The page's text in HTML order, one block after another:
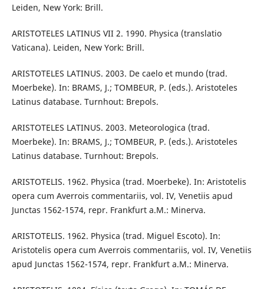
Leiden, New York: Brill.
ARISTOTELES LATINUS VII 2. 1990. Physica (translatio
Vaticana). Leiden, New York: Brill.
ARISTOTELES LATINUS. 2003. De caelo et mundo (trad.
Moerbeke). In: BRAMS, J.; TOMBEUR, P. (eds.). Aristoteles
Latinus database. Turnhout: Brepols.
ARISTOTELES LATINUS. 2003. Meteorologica (trad.
Moerbeke). In: BRAMS, J.; TOMBEUR, P. (eds.). Aristoteles
Latinus database. Turnhout: Brepols.
ARISTOTELIS. 1962. Physica (trad. Moerbeke). In: Aristotelis
opera cum Averrois commentariis, vol. IV, Venetiis apud
Junctas 1562-1574, repr. Frankfurt a.M.: Minerva.
ARISTOTELIS. 1962. Physica (trad. Miguel Escoto). In:
Aristotelis opera cum Averrois commentariis, vol. IV, Venetiis
apud Junctas 1562-1574, repr. Frankfurt a.M.: Minerva.